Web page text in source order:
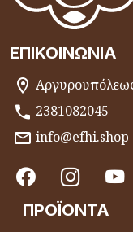
ΕΠΙΚΟΙΝΩΝΊΑ
2381082045
info@efhi.shop
ΠΡΟΪΌΝΤΑ